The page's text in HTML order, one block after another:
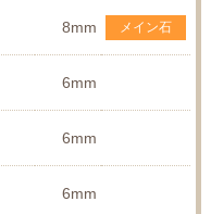
8mm メイン石
6mm
6mm
6mm